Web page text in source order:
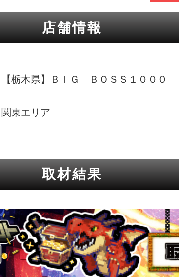
店舗情報
【栃木県】ＢＩＧ ＢＯＳＳ１０００
関東エリア
取材結果